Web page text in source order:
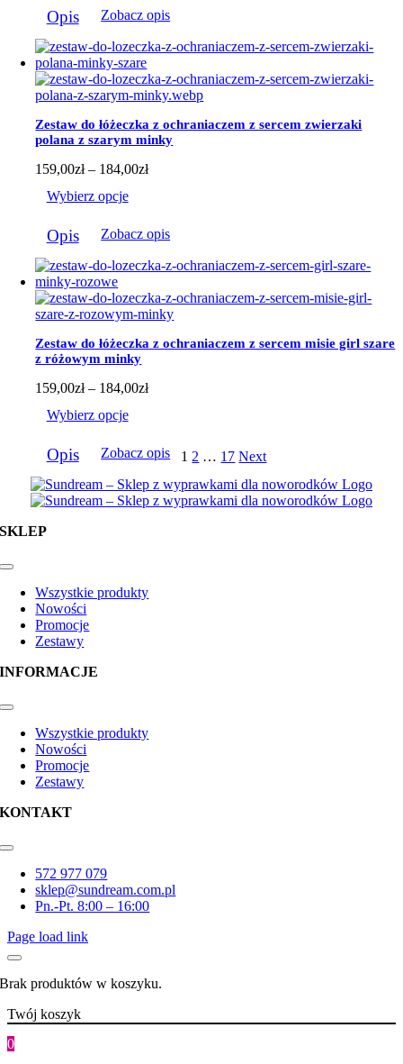
do
produkt
ma
wiele
wariantów.
Opcje
można
wybrać
na
stronie
produktu
Opis Zobacz opis
Zestaw do łóżeczka z ochraniaczem z sercem zwierzaki
polana z szarym minky
159,00zł – 184,00złZakres
do
Wybierz opcje
produkt
ma
wiele
wariantów.
Opcje
można
wybrać
na
stronie
produktu
Opis Zobacz opis
Zestaw do łóżeczka z ochraniaczem z sercem misie girl szare
z różowym minky
159,00zł – 184,00złZakres
do
184,00zł
Wybierz opcje
produkt
ma
wiele
wariantów.
można
stronie
produktu
Opis Zobacz opis 1 2 … 17 Next
SKLEP
Toggle
NavigationWszystkie produkty
Nowości
Promocje
Zestawy
INFORMACJE
Toggle
NavigationWszystkie produkty
Nowości
Promocje
Zestawy
KONTAKT
Toggle
Navigation572 977 079
sklep@sundream.com.pl
Pn.-Pt. 8:00 – 16:00
Page load link
Brak produktów w koszyku.
Twój koszyk
0